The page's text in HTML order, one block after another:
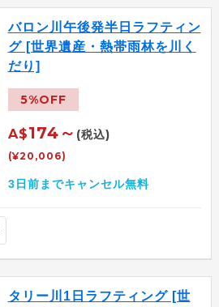
バロン川午後発半日ラフティン
グ [世界遺産・熱帯雨林を川く
だり]
5%OFF
A$174～ (税込)
(¥20,006)
3日前までキャンセル無料
タリー川1日ラフティング [世